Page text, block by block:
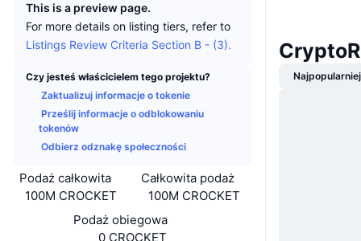
This is a preview page.
For more details on listing tiers, refer to
Listings Review Criteria Section B - (3).
Czy jesteś właścicielem tego projektu?
Zaktualizuj informacje o tokenie
Prześlij informacje o odblokowaniu
tokenów
Odbierz odznakę społeczności
Podaż całkowita
100M CROCKET
Całkowita podaż
100M CROCKET
Podaż obiegowa
0 CROCKET